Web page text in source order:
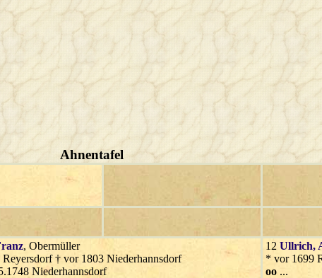
Ahnentafel
, Obermüller
† vor 1803 Niederhannsdorf
Niederhannsdorf
12 Ullrich,
* vor 1699
oo ...